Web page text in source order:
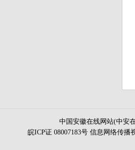
中国安徽在线网站(中安
皖ICP证 08007183号 信息网络传播